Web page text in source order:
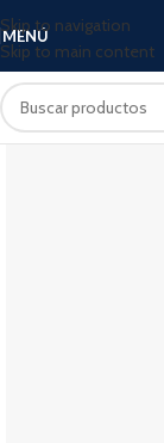
Skip to navigation
Skip to main content
MENÚ